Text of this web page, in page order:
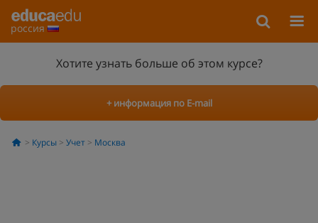
россия
Хотите узнать больше об этом курсе?
+ информация по E-mail
Курсы Учет Москва